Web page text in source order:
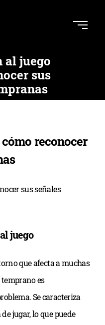
al juego
sus
reconocer
sus señales
juego
que afecta a muchas
es
Se caracteriza
jugar, lo que puede